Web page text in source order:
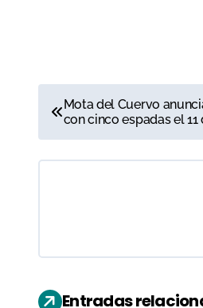
N
a
v
a
c
Mota del Cuervo
con cinco espadas el 11
Entradas